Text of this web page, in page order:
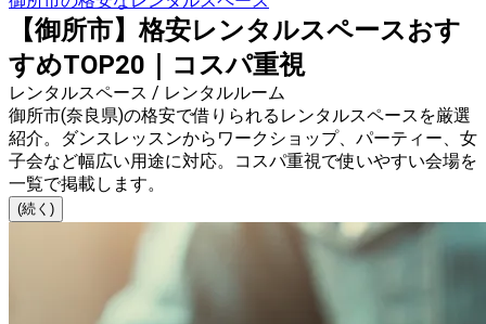
【御所市】格安レンタルスペースおす
すめTOP20｜コスパ重視
レンタルスペース / レンタルルーム
御所市(奈良県)の格安で借りられるレンタルスペースを厳選
紹介。ダンスレッスンからワークショップ、パーティー、女
子会など幅広い用途に対応。コスパ重視で使いやすい会場を
一覧で掲載します。
(続く)